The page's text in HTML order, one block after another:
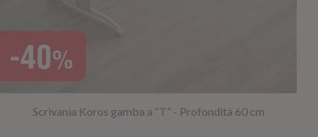
Scrivania Koros gamba a “T” - Profondità 60 cm